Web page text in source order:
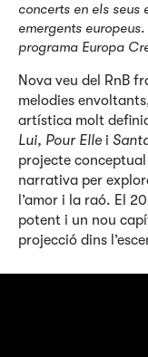
concerts en els seus
emergents
programa Europa
Nova veu del RnB
melodies
artística molt
Lui, Pour Ellei
projecte conceptual
narrativa per
l’amor i la raó. El
potent i un nou
projecció dins